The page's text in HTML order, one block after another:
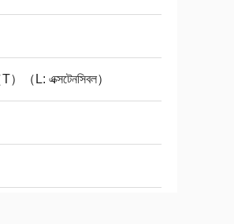
（L: এক্সটেনসিবল）